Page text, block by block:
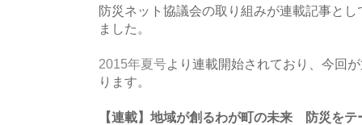
防災ネット協議会の取り組みが連載記事とし
ました。
2015年夏号より連載開始されており、今回
ります。
【連載】地域が創るわが町の未来 防災をテ